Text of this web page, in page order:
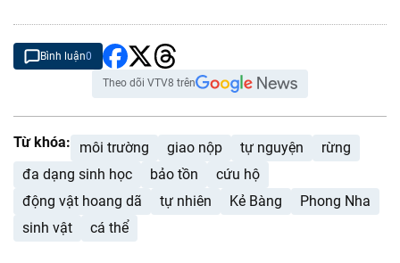
Bình luận0
Theo dõi VTV8 trên
Từ khóa: môi trường giao nộp tự nguyện
rừng
đa dạng sinh học
bảo tồn
cứu hộ
động vật hoang dã
tự nhiên Kẻ Bàng
Phong Nha
sinh vật
cá thể